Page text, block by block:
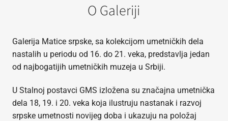
O Galeriji
Galerija Matice srpske, sa kolekcijom umetničkih dela
nastalih u periodu od 16. do 21. veka, predstavlja jedan
od najbogatijih umetničkih muzeja u Srbiji.
U Stalnoj postavci GMS izložena su značajna umetnička
dela 18, 19. i 20. veka koja ilustruju nastanak i razvoj
srpske umetnosti novijeg doba i ukazuju na položaj